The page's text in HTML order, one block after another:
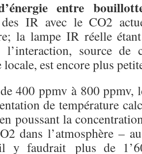
entre
IR avec le CO2
la lampe IR réelle
source de
est encore plus
400 ppmv à 800 ppmv,
de température
poussant la
dans l’atmosphère –
il y faudrait plus de